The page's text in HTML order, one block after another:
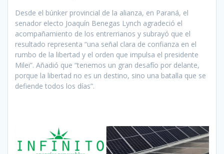
Desde el búnker provincial de la alianza, en Paraná, el
senador electo Joaquín Benegas Lynch agradeció el
acompañamiento de los entrerrianos y subrayó que el
resultado representa “una señal clara de confianza en el
rumbo de la libertad y el orden que impulsa el presidente
Milei”. Añadió que “tenemos un gran desafío por delante,
porque la libertad no es un destino, sino una batalla que se
defiende todos los días”.